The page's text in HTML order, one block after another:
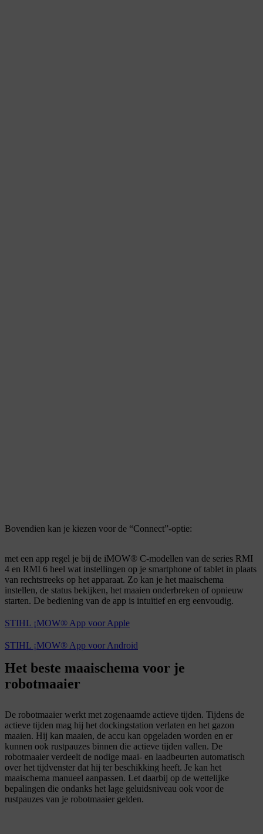
Bovendien kan je kiezen voor de “Connect”-optie:
met een app regel je bij de iMOW® C-modellen van de series RMI
4 en RMI 6 heel wat instellingen op je smartphone of tablet in plaats
van rechtstreeks op het apparaat. Zo kan je het maaischema
instellen, de status bekijken, het maaien onderbreken of opnieuw
starten. De bediening van de app is intuïtief en erg eenvoudig.
STIHL ¡MOW® App voor Apple
STIHL ¡MOW® App voor Android
Het beste maaischema voor je
robotmaaier
De robotmaaier werkt met zogenaamde actieve tijden. Tijdens de
actieve tijden mag hij het dockingstation verlaten en het gazon
maaien. Hij kan maaien, de accu kan opgeladen worden en er
kunnen ook rustpauzes binnen die actieve tijden vallen. De
robotmaaier verdeelt de nodige maai- en laadbeurten automatisch
over het tijdvenster dat hij ter beschikking heeft. Je kan het
maaischema manueel aanpassen. Let daarbij op de wettelijke
bepalingen die ondanks het lage geluidsniveau ook voor de
rustpauzes van je robotmaaier gelden.